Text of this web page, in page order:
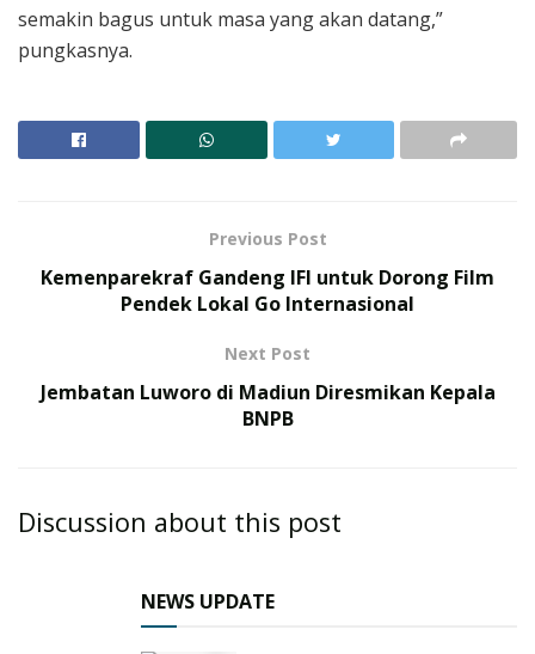
semakin bagus untuk masa yang akan datang,”
pungkasnya.
Previous Post
Kemenparekraf Gandeng IFI untuk Dorong Film
Pendek Lokal Go Internasional
Next Post
Jembatan Luworo di Madiun Diresmikan Kepala
BNPB
Discussion about this post
NEWS UPDATE